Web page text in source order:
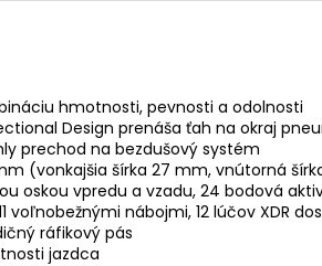
hmotnosti, pevnosti a odolnosti
Design prenáša ťah na okraj
prechod na bezdušový systém
(vonkajšia šírka 27 mm, vnútorná
oskou vpredu a vzadu, 24 bodová
voľnobežnými nábojmi, 12 lúčov XDR
ráfikový pás
jazdca